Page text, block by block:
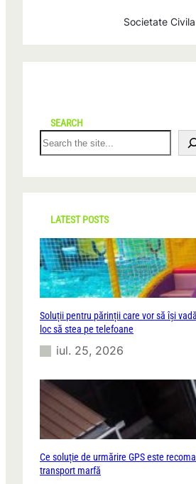
Societate Civila
SEARCH
S
e
r
c
LATEST POSTS
Soluții pentru părinții care vor să își
loc să stea pe telefoane
iul. 25, 2026
Ce soluție de urmărire GPS este
transport marfă